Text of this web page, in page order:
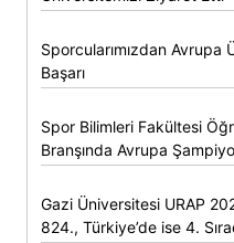
Sporcularımızdan Avrupa
Başarı
Spor Bilimleri Fakültesi
Branşında Avrupa
Gazi Üniversitesi URAP
824., Türkiye’de ise 4.